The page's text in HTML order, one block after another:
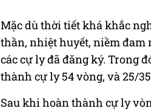
Mặc dù thời tiết khá khắc
thần, nhiệt huyết, niềm đam
các cự ly đã đăng ký. Trong
thành cự ly 54 vòng, và 25/
Sau khi hoàn thành cự ly